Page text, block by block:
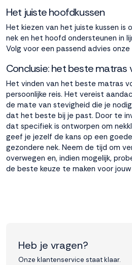
Het juiste hoofdkussen
Het kiezen van het juiste kussen is
nek en het hoofd ondersteunen in
Volg voor een passend advies onze
Conclusie: het beste matras
Het vinden van het beste matras
persoonlijke reis. Het vereist
de mate van stevigheid die je
dat het beste bij je past. Door te
dat specifiek is ontworpen om
geef je jezelf de kans op een
gezondere nek. Neem de tijd om
overwegen en, indien mogelijk,
de beste keuze te maken voor
Heb je vragen?
Onze klantenservice staat klaar.